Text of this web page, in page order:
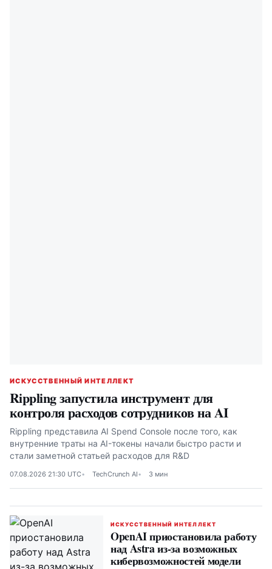
ИСКУССТВЕННЫЙ ИНТЕЛЛЕКТ
Rippling запустила инструмент для
контроля расходов сотрудников на AI
Rippling представила AI Spend Console после того, как
внутренние траты на AI-токены начали быстро расти и
стали заметной статьей расходов для R&D
07.08.2026 21:30 UTC TechCrunch AI 3 мин
ИСКУССТВЕННЫЙ ИНТЕЛЛЕКТ
OpenAI приостановила работу
над Astra из-за возможных
кибервозможностей модели